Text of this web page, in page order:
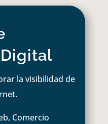
la visibilidad de
Comercio